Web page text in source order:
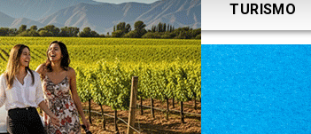
DEPORTES TURISMO